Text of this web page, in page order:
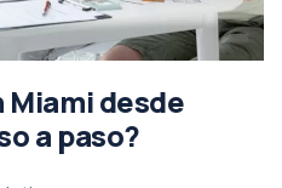
desde
a paso?